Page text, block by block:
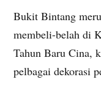
Bukit Bintang
membeli-belah di
Tahun Baru Cina,
pelbagai dekorasi